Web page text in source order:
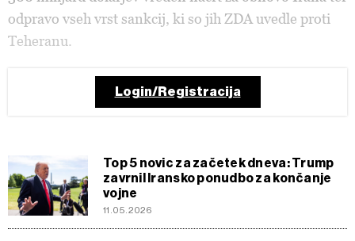
odpravo vseh vrst sankcij, ki so jih ZDA uvedle proti
Teheranu.
Login/Registracija
Top 5 novic za začetek dneva: Trump
zavrnil Iransko ponudbo za končanje
vojne
11.05.2026